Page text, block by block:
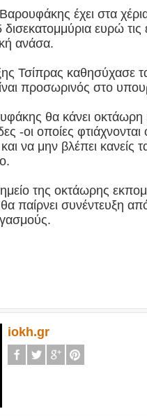
έχει στα
ευρώ
ανάσα.
Τσίπρας καθησύχασε
προσωρινός στο
θα κάνει
-οι οποίες
και να μην βλέπει
της οκτάωρης
παίρνει συνέντευξη
iokh.gr